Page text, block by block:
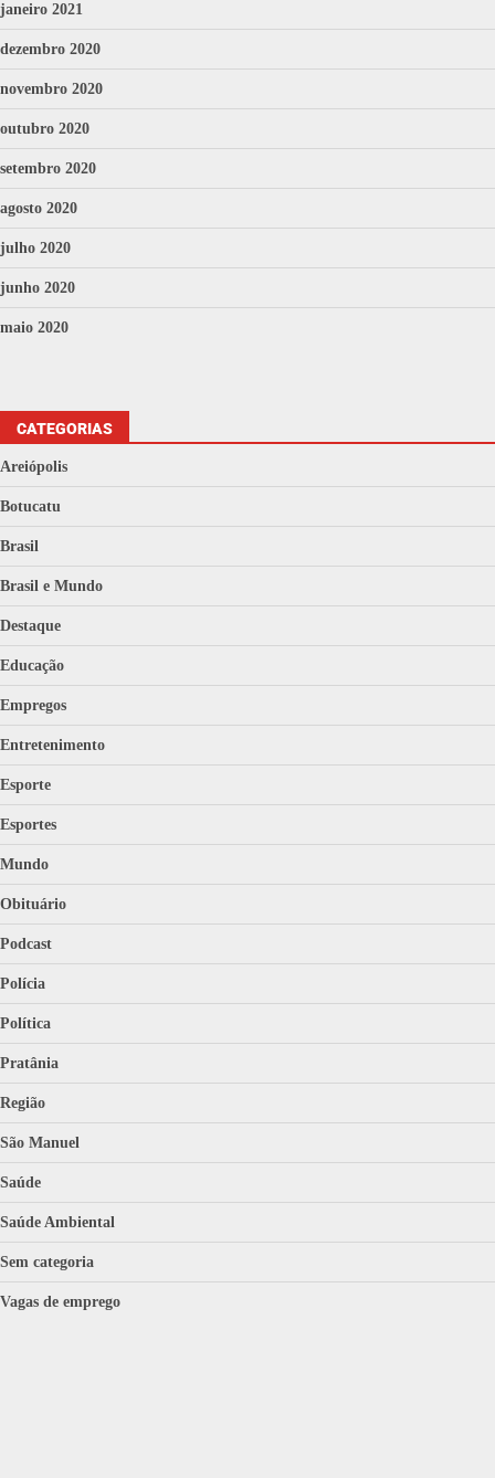
janeiro 2021
dezembro 2020
novembro 2020
outubro 2020
setembro 2020
agosto 2020
julho 2020
junho 2020
maio 2020
CATEGORIAS
Areiópolis
Botucatu
Brasil
Brasil e Mundo
Destaque
Educação
Empregos
Entretenimento
Esporte
Esportes
Mundo
Obituário
Podcast
Polícia
Política
Pratânia
Região
São Manuel
Saúde
Saúde Ambiental
Sem categoria
Vagas de emprego